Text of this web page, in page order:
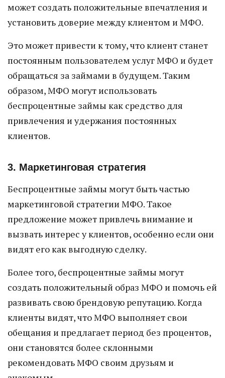
может создать положительные впечатления и
установить доверие между клиентом и МФО.
Это может привести к тому, что клиент станет
постоянным пользователем услуг МФО и будет
обращаться за займами в будущем. Таким
образом, МФО могут использовать
беспроцентные займы как средство для
привлечения и удержания постоянных
клиентов.
3. Маркетинговая стратегия
Беспроцентные займы могут быть частью
маркетинговой стратегии МФО. Такое
предложение может привлечь внимание и
вызвать интерес у клиентов, особенно если они
видят его как выгодную сделку.
Более того, беспроцентные займы могут
создать положительный образ МФО и помочь ей
развивать свою брендовую репутацию. Когда
клиенты видят, что МФО выполняет свои
обещания и предлагает период без процентов,
они становятся более склонными
рекомендовать МФО своим друзьям и